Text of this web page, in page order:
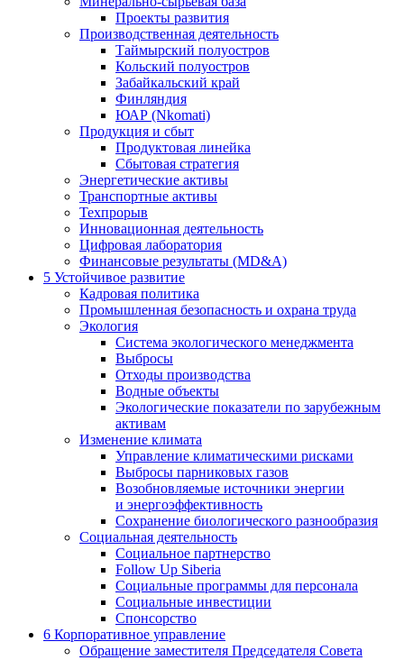
Проекты развития
Производственная деятельность
Таймырский полуостров
Кольский полуостров
Забайкальский край
Финляндия
ЮАР (Nkomati)
Продукция и сбыт
Продуктовая линейка
Сбытовая стратегия
Энергетические активы
Транспортные активы
Техпрорыв
Инновационная деятельность
Цифровая лаборатория
Финансовые результаты (MD&A)
5 Устойчивое развитие
Кадровая политика
Промышленная безопасность и охрана труда
Экология
Система экологического менеджмента
Выбросы
Отходы производства
Водные объекты
Экологические показатели по зарубежным
активам
Изменение климата
Управление климатическими рисками
Выбросы парниковых газов
Возобновляемые источники энергии
и энергоэффективность
Сохранение биологического разнообразия
Социальная деятельность
Социальное партнерство
Follow Up Siberia
Социальные программы для персонала
Социальные инвестиции
Спонсорство
6 Корпоративное управление
Обращение заместителя Председателя Совета